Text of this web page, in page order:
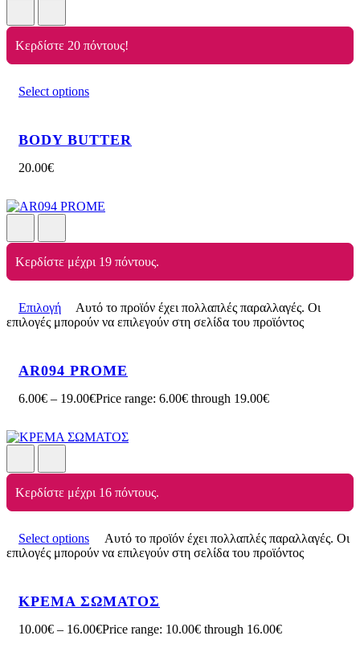
Κερδίστε 20 πόντους!
Select options
BODY BUTTER
20.00€
Κερδίστε μέχρι 19 πόντους.
Επιλογή
Αυτό το προϊόν έχει πολλαπλές παραλλαγές. Οι
επιλογές μπορούν να επιλεγούν στη σελίδα του προϊόντος
AR094 PROME
6.00€ – 19.00€Price range: 6.00€ through 19.00€
Κερδίστε μέχρι 16 πόντους.
Select options
Αυτό το προϊόν έχει πολλαπλές παραλλαγές. Οι
επιλογές μπορούν να επιλεγούν στη σελίδα του προϊόντος
ΚΡΕΜΑ ΣΩΜΑΤΟΣ
10.00€ – 16.00€Price range: 10.00€ through 16.00€